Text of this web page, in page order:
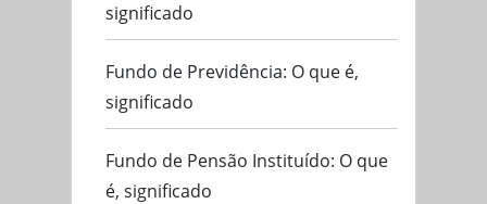
significado
Fundo de Previdência: O que é,
significado
Fundo de Pensão Instituído: O que
é, significado